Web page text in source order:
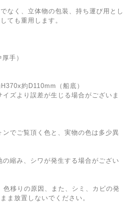
なく、立体物の包装、持ち運び用とし
ても重用します。
厚手）
約D110mm（船底）
ズより誤差が生じる場合がございま
でご覧頂く色と、実物の色は多少異
縮み、シワが発生する場合がござい
移りの原因、また、シミ、カビの発
ま放置しないでください。